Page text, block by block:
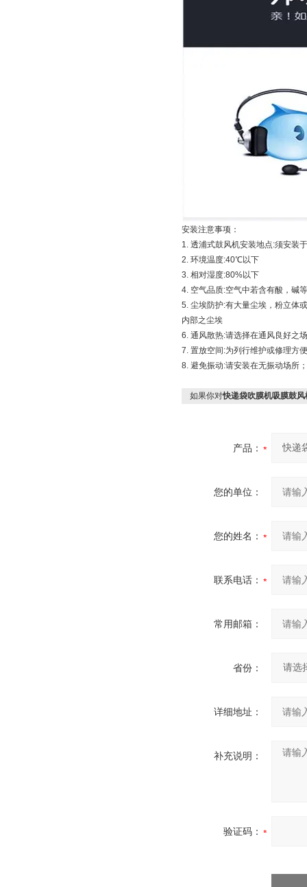
安装注意事项：
1. 透浦式鼓风机安装地点:须安装
2. 环境温度:40℃以下
3. 相对湿度:80%以下
4. 空气品质:空气中若含有酸，碱
5. 尘埃防护:有大量尘埃，粉立体
内部之尘埃
6. 通风散热:请选择在通风良好之
7. 置放空间:为列行维护或修理方
8. 避免振动:请安装在无振动场所
如果你对快递袋吹膜机吸膜鼓风
产品：
您的单位：
您的姓名：
联系电话：
常用邮箱：
省份：
详细地址：
补充说明：
验证码：